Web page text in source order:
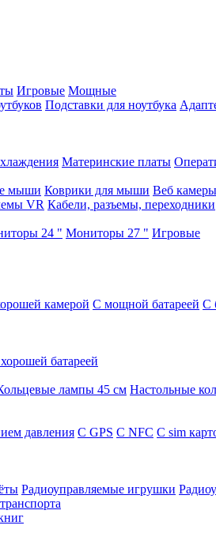
Игровые Мощные
Подставки для ноутбука
Материнские платы
мыши Коврики для мыши Веб камеры
VR Кабели, разъемы, переходники
24 " Мониторы 27 " Игровые
камерой С мощной батареей С
батареей
лампы 45 см Настольные
давления C GPS C NFC C sim
Радиоуправляемые игрушки